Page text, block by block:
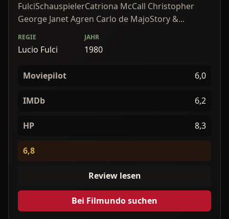
FulciSchauspielerCatriona McCall Christopher
George Janet Agren Carlo de MajoStory &...
REGIE
Lucio Fulci
JAHR
1980
Moviepilot 6,0
IMDb 6,2
HP 8,3
6,8
Review lesen
Bei Filmundo suchen